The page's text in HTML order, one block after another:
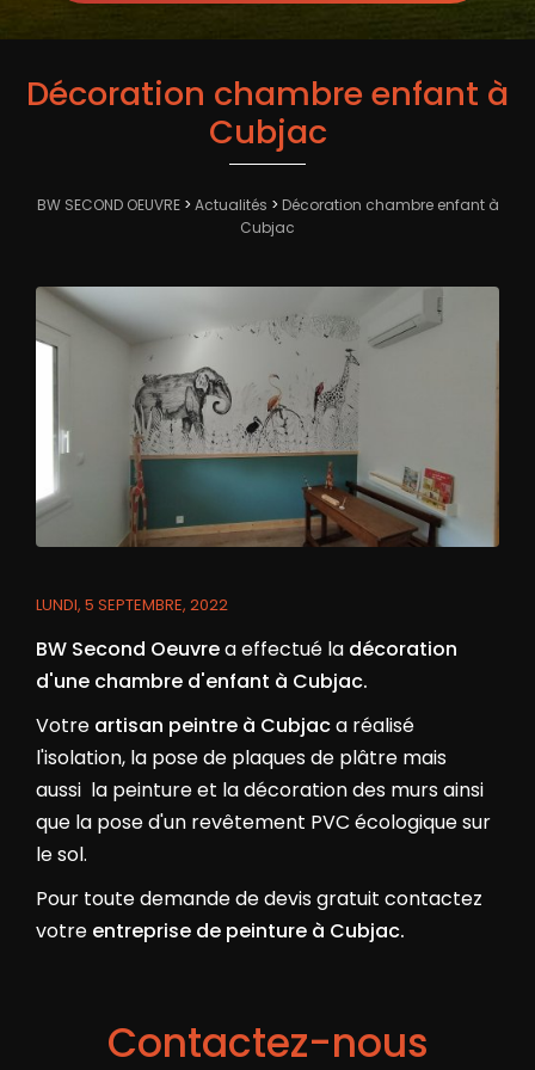
Décoration chambre enfant à
Cubjac
BW SECOND OEUVRE> Actualités > Décoration chambre enfant à
Cubjac
LUNDI, 5 SEPTEMBRE, 2022
BW Second Oeuvrea effectué la décoration
d'une chambre d'enfant à Cubjac.
Votre artisan peintre à Cubjaca réalisé
l'isolation, la pose de plaques de plâtre mais
aussi la peinture et la décoration des murs ainsi
que la pose d'un revêtement PVC écologique sur
le sol.
Pour toute demande de devis gratuit contactez
votre entreprise de peinture à Cubjac.
Contactez-nous